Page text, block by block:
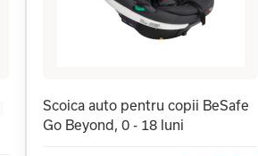
Scoica auto pentru copii BeSafe
Go Beyond, 0 - 18 luni